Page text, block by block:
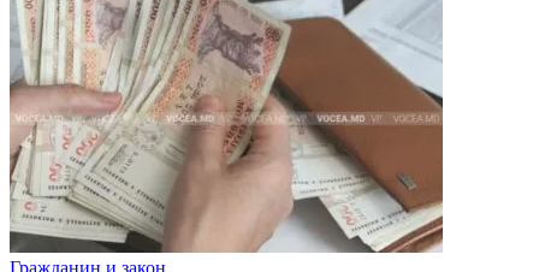
Гражданин и закон